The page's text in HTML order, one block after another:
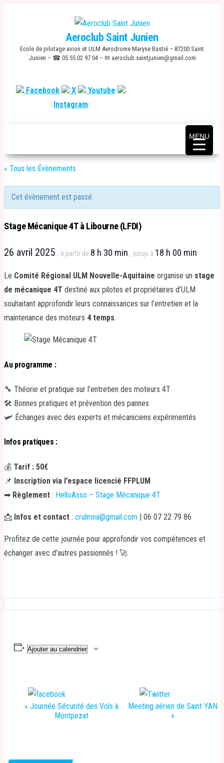
content
Aeroclub Saint Junien
Ecole de pilotage avion et ULM Aerodrome Maryse Bastié – 87200 Saint
Junien – ☎ 05 55 02 97 04 – ✉ aeroclub.saintjunien@gmail.com
Facebook X
Youtube
Instagram
« Tous les Évènements
Cet évènement est passé.
Stage Mécanique 4T à Libourne (LFDI)
26 avril 2025 , à partir de 8 h 30 min , jusqu à 18 h 00 min
Le Comité Régional ULM Nouvelle-Aquitaine organise un stage
de mécanique 4T destiné aux pilotes et propriétaires d’ULM
souhaitant approfondir leurs connaissances sur l’entretien et la
maintenance des moteurs 4 temps.
Au programme :
🔧 Théorie et pratique sur l’entretien des moteurs 4T
🛠 Bonnes pratiques et prévention des pannes
🛩 Échanges avec des experts et mécaniciens expérimentés
Infos pratiques :
💰 Tarif : 50€
📌 Inscription via l’espace licencié FFPLUM
➡ Règlement : HelloAsso – Stage Mécanique 4T
📩 Infos et contact : crulmna@gmail.com | 06 07 22 79 86
Profitez de cette journée pour approfondir vos compétences et
échanger avec d’autres passionnés ! 🚀
Ajouter au calendrier
« Journée Sécurité des Vols à
Montpezat
Meeting aérien de Saint YAN
»
MENU